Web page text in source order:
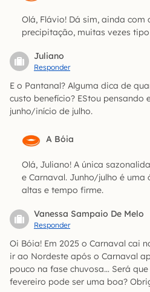
Olá, Flávio! Dá sim, ainda com
precipitação, muitas vezes
Juliano
Responder
E o Pantanal? Alguma dica de
custo benefício? EStou pensando
junho/início de julho.
A Bóia
Olá, Juliano! A única
e Carnaval. Junho/julho é
altas e tempo firme.
Vanessa Sampaio De Melo
Responder
Oi Bóia! Em 2025 o Carnaval cai
ir ao Nordeste após o Carnaval
pouco na fase chuvosa… Será
fevereiro pode ser uma boa?